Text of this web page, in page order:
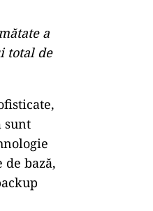
a
total de
sunt
bază,